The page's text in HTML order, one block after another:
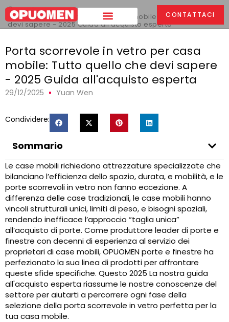
CONTATTACI
Casa >
Porta scorrevole in vetro per casa mobile: Tutto quello che
devi sapere - 2025 Guida all'acquisto esperta
Porta scorrevole in vetro per casa
mobile: Tutto quello che devi sapere
- 2025 Guida all'acquisto esperta
29/12/2025 Yuan Wen
Condividere:
Sommario
Le case mobili richiedono attrezzature specializzate che
bilanciano l’efficienza dello spazio, durata, e mobilità, e le
porte scorrevoli in vetro non fanno eccezione. A
differenza delle case tradizionali, le case mobili hanno
vincoli strutturali unici, limiti di peso, e bisogni spaziali,
rendendo inefficace l’approccio “taglia unica”
all’acquisto di porte. Come produttore leader di porte e
finestre con decenni di esperienza al servizio dei
proprietari di case mobili, OPUOMEN porte e finestre ha
perfezionato la sua linea di prodotti per affrontare
queste sfide specifiche. Questo 2025 La nostra guida
all'acquisto esperta riassume le nostre conoscenze del
settore per aiutarti a percorrere ogni fase della
selezione della porta scorrevole in vetro perfetta per la
tua casa mobile.